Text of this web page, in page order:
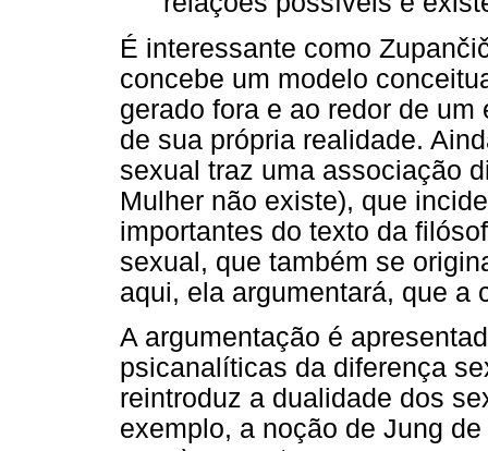
É interessante como
concebe um modelo
gerado fora e ao redor de
de sua própria realidade.
sexual traz uma associação
Mulher não existe), que
importantes do texto da
sexual, que também se
aqui, ela argumentará, que a
A argumentação é
psicanalíticas da diferença
reintroduz a dualidade dos
exemplo, a noção de Jung